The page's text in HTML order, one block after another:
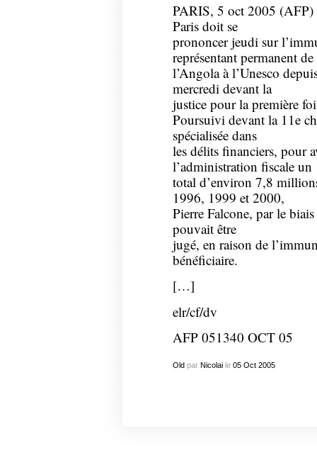
PARIS, 5 oct 2005
Paris doit se
prononcer jeudi sur
représentant permanent de
l’Angola à l’Unesco
mercredi devant la
justice pour la première
Poursuivi devant la 11e
spécialisée dans
les délits financiers, pour
l’administration fiscale un
total d’environ 7,8
1996, 1999 et 2000,
Pierre Falcone, par le
pouvait être
jugé, en raison de
bénéficiaire.
[…]
elr/cf/dv
AFP 051340 OCT 05
Old par Nicolaile 05 Oct 2005